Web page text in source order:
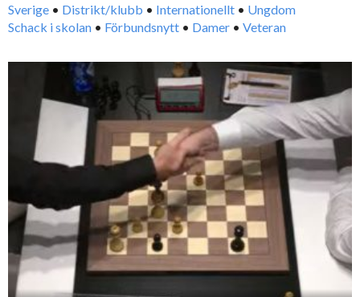
Sverige • Distrikt/klubb • Internationellt • Ungdom
Schack i skolan • Förbundsnytt • Damer • Veteran